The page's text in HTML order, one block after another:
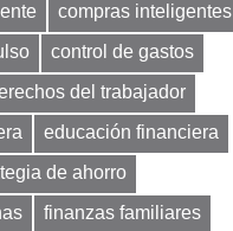
compras inteligentes
control de gastos
del trabajador
educación financiera
de ahorro
finanzas familiares